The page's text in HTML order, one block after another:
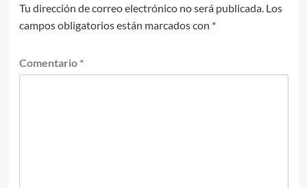
Tu dirección de correo electrónico no será publicada. Los
campos obligatorios están marcados con *
Comentario *